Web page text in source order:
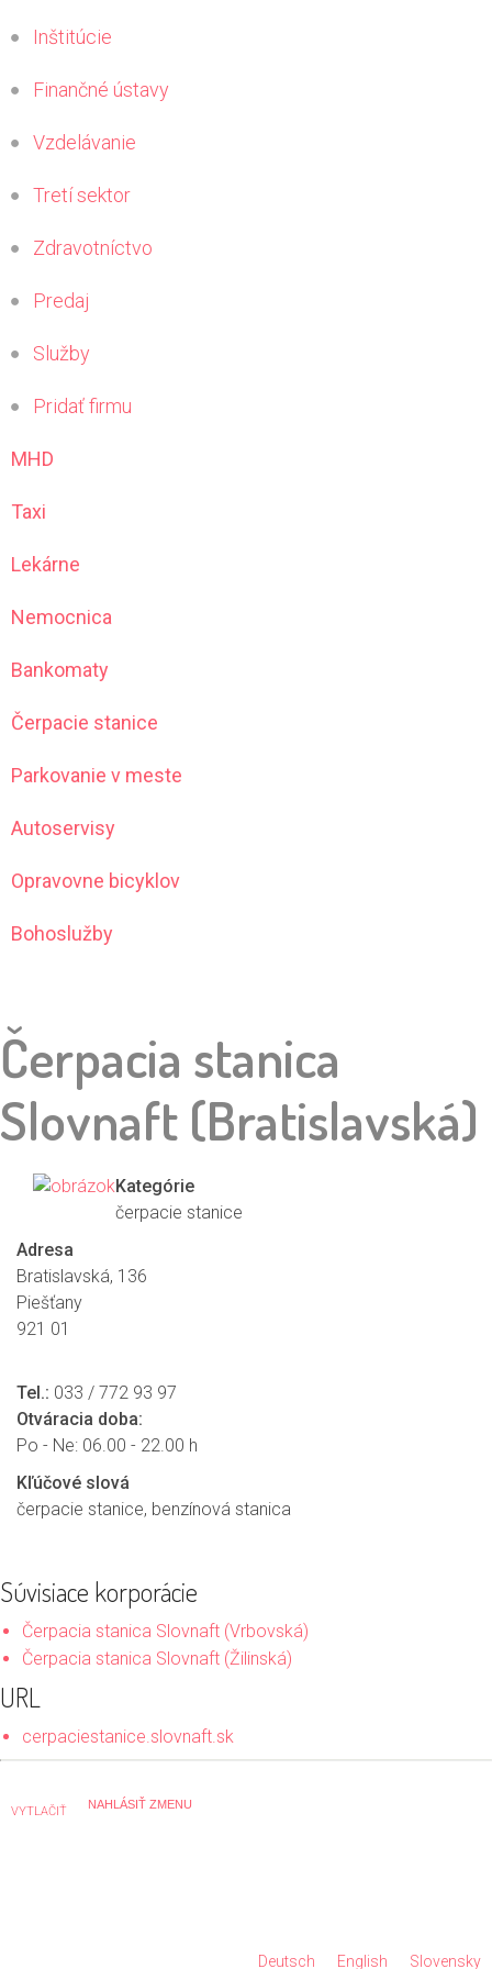
Inštitúcie
Finančné ústavy
Vzdelávanie
Tretí sektor
Zdravotníctvo
Predaj
Služby
Pridať firmu
MHD
Taxi
Lekárne
Nemocnica
Bankomaty
Čerpacie stanice
Parkovanie v meste
Autoservisy
Opravovne bicyklov
Bohoslužby
Čerpacia stanica
Slovnaft (Bratislavská)
Kategórie
čerpacie stanice
Adresa
Bratislavská, 136
Piešťany
921 01
Tel.: 033 / 772 93 97
Otváracia doba:
Po - Ne: 06.00 - 22.00 h
Kľúčové slová
čerpacie stanice, benzínová stanica
Súvisiace korporácie
Čerpacia stanica Slovnaft (Vrbovská)
Čerpacia stanica Slovnaft (Žilinská)
URL
cerpaciestanice.slovnaft.sk
VYTLAČIŤ
Slovensky
English
Deutsch